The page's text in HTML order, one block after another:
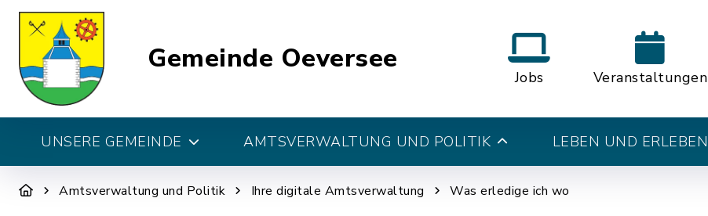
Gemeinde Oeversee
Jobs Veranstaltungen
UNSERE GEMEINDE AMTSVERWALTUNG UND POLITIK LEBEN UND ERLEBEN
Amtsverwaltung und Politik Ihre digitale Amtsverwaltung Was erledige ich wo